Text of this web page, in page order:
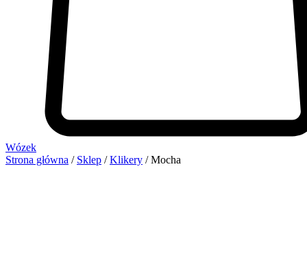
Wózek
Strona główna / Sklep /Klikery / Mocha